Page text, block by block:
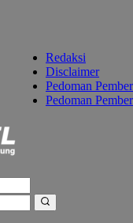
Redaksi
Disclaimer
Pedoman
Pedoman